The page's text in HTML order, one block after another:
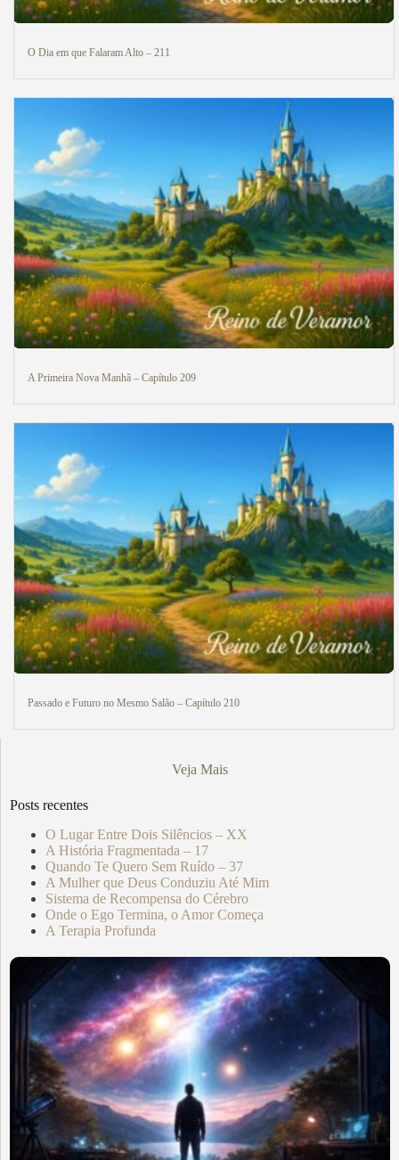
O Dia em que Falaram Alto – 211
A Primeira Nova Manhã – Capítulo 209
Passado e Futuro no Mesmo Salão – Capítulo 210
Veja Mais
Posts recentes
O Lugar Entre Dois Silêncios – XX
A História Fragmentada – 17
Quando Te Quero Sem Ruído – 37
A Mulher que Deus Conduziu Até Mim
Sistema de Recompensa do Cérebro
Onde o Ego Termina, o Amor Começa
A Terapia Profunda